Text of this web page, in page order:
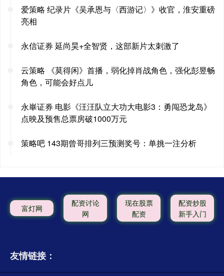
爱策略 纪录片《吴承恩与〈西游记〉》收官，淮安重磅
亮相
永信证券 延尚昊+全智贤，这部新片太刺激了
云策略 《莫得闲》首播，弱化掉肖战角色，强化彭昱畅
角色，可能会好点儿
永崋证券 电影《汪汪队立大功大电影3：勇闯恐龙岛》
点映及预售总票房破1000万元
策略吧 143期曾哥排列三预测奖号：单挑一注分析
富灯网
配资讨论
网
现在股票
配资
配资炒股
新手入门
友情链接：